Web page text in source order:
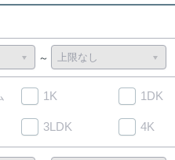
1K 1DK
3LDK 4K